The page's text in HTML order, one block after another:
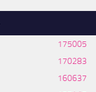
175005
170283
160637